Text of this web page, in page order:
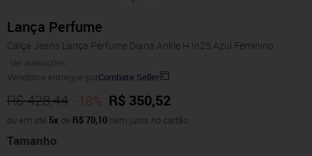
Lança Perfume
Calça Jeans Lança Perfume Diana Ankle H In25 Azul Feminino
Ver avaliações
Vendido e entregue porCombate Seller
R$ 428,44 -18% R$ 350,52
ou em até 5x de R$ 70,10 sem juros no cartão
Tamanho